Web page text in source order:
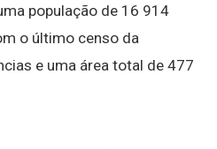
população de 16 914
o último censo da
e uma área total de 477